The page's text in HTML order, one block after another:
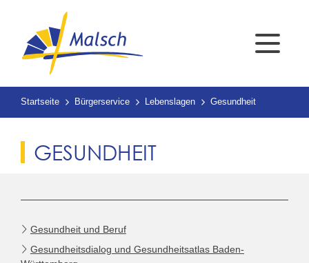
Startseite Bürgerservice Lebenslagen Gesundheit
GESUNDHEIT
Gesundheit und Beruf
Gesundheitsdialog und Gesundheitsatlas Baden-